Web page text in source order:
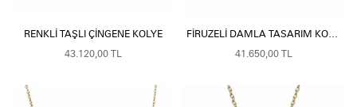
RENKLI TAŞLI ÇINGENE KOLYE
43.120,00 TL
FIRUZELI DAMLA TASARIM KOLYE
41.650,00 TL